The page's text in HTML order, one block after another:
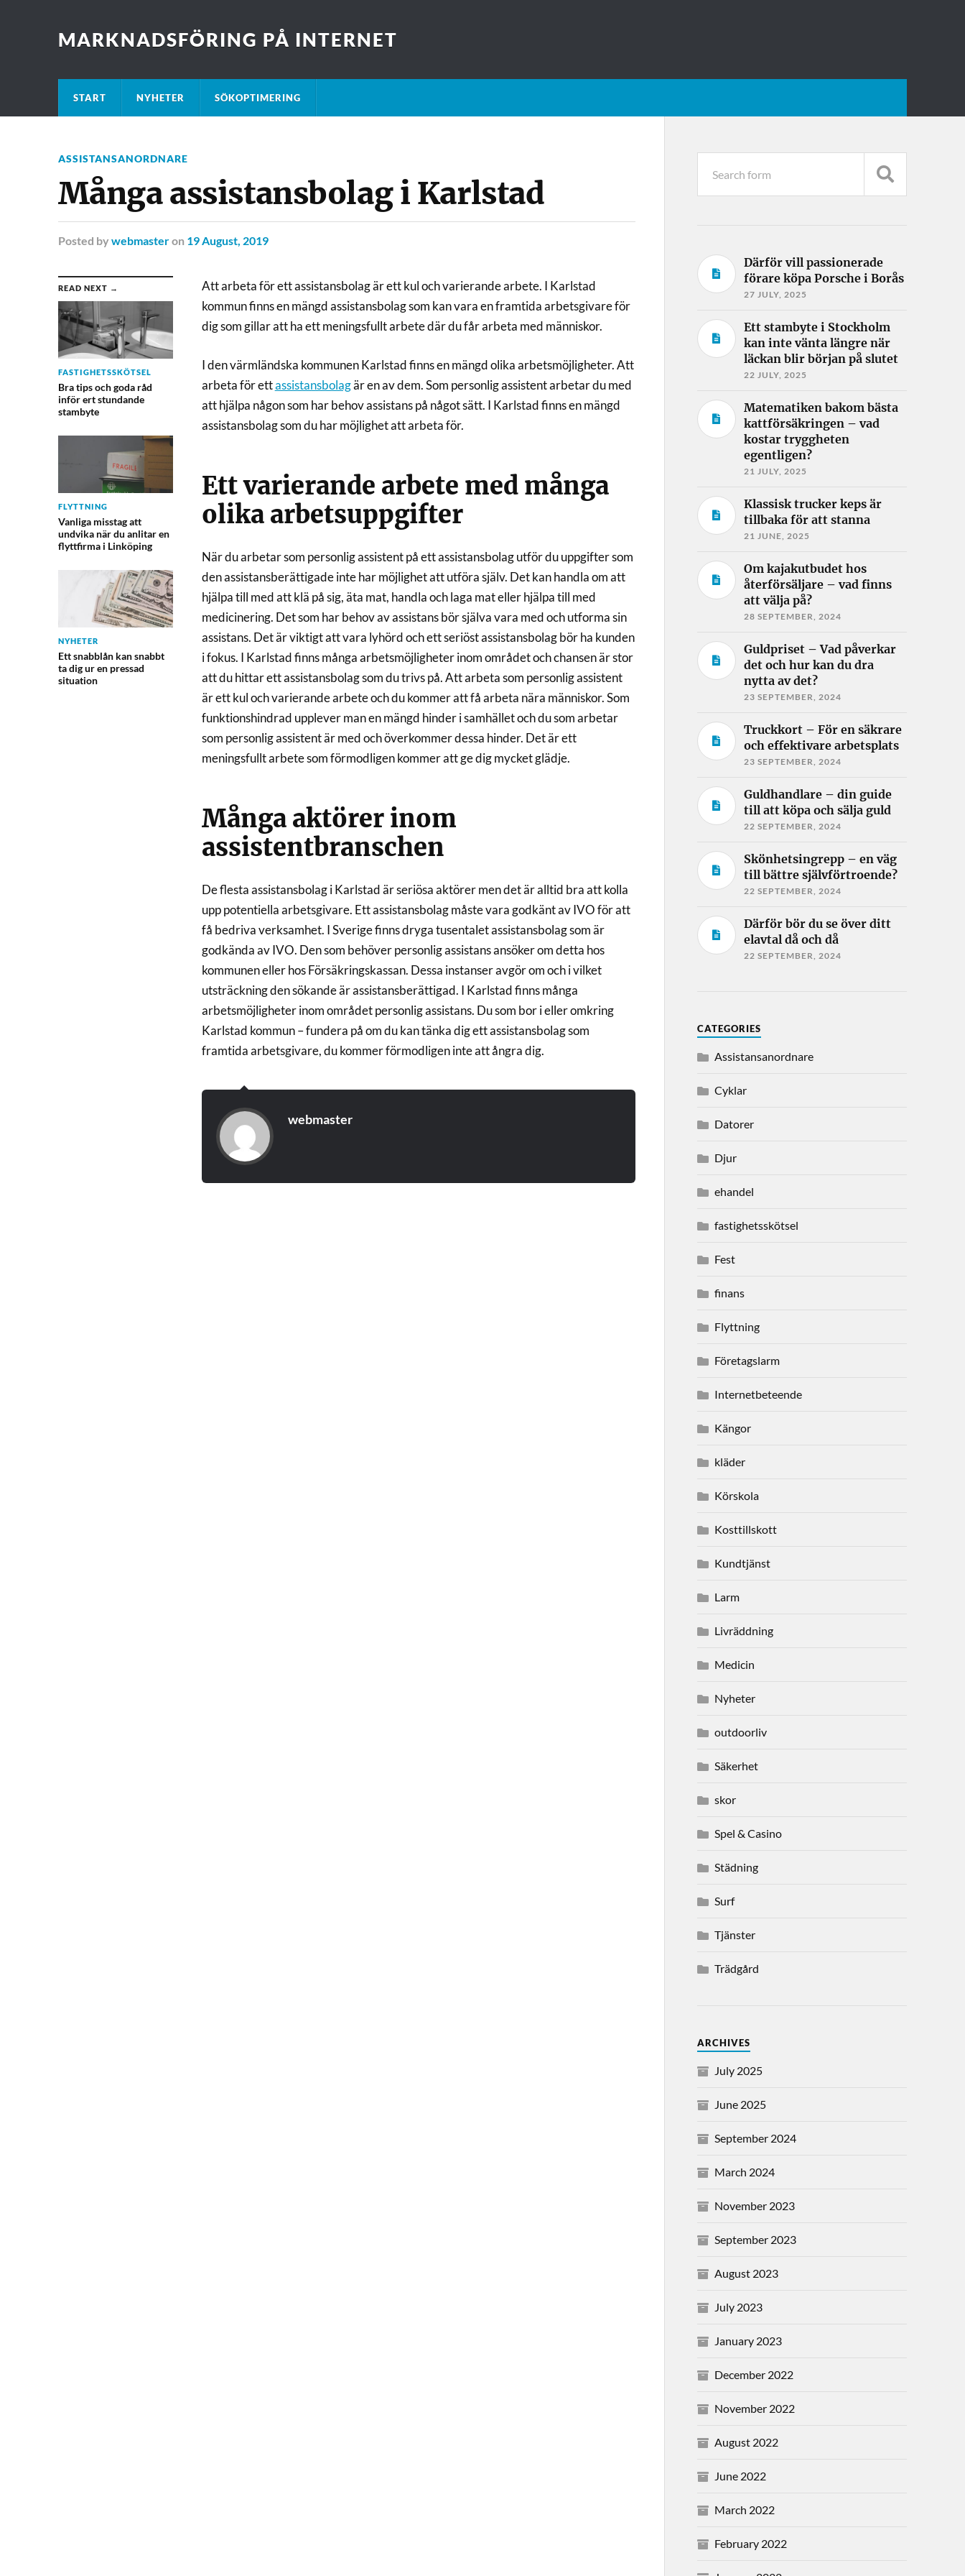
MARKNADSFÖRING PÅ INTERNET
START NYHETER SÖKOPTIMERING
ASSISTANSANORDNARE
Många assistansbolag i Karlstad
Posted by webmasteron 19 August, 2019
READ NEXT →
FASTIGHETSSKÖTSEL
Bra tips och goda råd
inför ert stundande
stambyte
FLYTTNING
Vanliga misstag att
undvika när du anlitar en
flyttfirma i Linköping
NYHETER
Ett snabblån kan snabbt
ta dig ur en pressad
situation
Att arbeta för ett assistansbolag är ett kul och varierande arbete. I Karlstad
kommun finns en mängd assistansbolag som kan vara en framtida arbetsgivare för
dig som gillar att ha ett meningsfullt arbete där du får arbeta med människor.
I den värmländska kommunen Karlstad finns en mängd olika arbetsmöjligheter. Att
arbeta för ettassistansbolagär en av dem. Som personlig assistent arbetar du med
att hjälpa någon som har behov assistans på något sätt. I Karlstad finns en mängd
assistansbolag som du har möjlighet att arbeta för.
Ett varierande arbete med många
olika arbetsuppgifter
När du arbetar som personlig assistent på ett assistansbolag utför du uppgifter som
den assistansberättigade inte har möjlighet att utföra själv. Det kan handla om att
hjälpa till med att klä på sig, äta mat, handla och laga mat eller hjälpa till med
medicinering. Det som har behov av assistans bör själva vara med och utforma sin
assistans. Det är viktigt att vara lyhörd och ett seriöst assistansbolag bör ha kunden
i fokus. I Karlstad finns många arbetsmöjligheter inom området och chansen är stor
att du hittar ett assistansbolag som du trivs på. Att arbeta som personlig assistent
är ett kul och varierande arbete och du kommer att få arbeta nära människor. Som
funktionshindrad upplever man en mängd hinder i samhället och du som arbetar
som personlig assistent är med och överkommer dessa hinder. Det är ett
meningsfullt arbete som förmodligen kommer att ge dig mycket glädje.
Många aktörer inom
assistentbranschen
De flesta assistansbolag i Karlstad är seriösa aktörer men det är alltid bra att kolla
upp potentiella arbetsgivare. Ett assistansbolag måste vara godkänt av IVO för att
få bedriva verksamhet. I Sverige finns dryga tusentalet assistansbolag som är
godkända av IVO. Den som behöver personlig assistans ansöker om detta hos
kommunen eller hos Försäkringskassan. Dessa instanser avgör om och i vilket
utsträckning den sökande är assistansberättigad. I Karlstad finns många
arbetsmöjligheter inom området personlig assistans. Du som bor i eller omkring
Karlstad kommun – fundera på om du kan tänka dig ett assistansbolag som
framtida arbetsgivare, du kommer förmodligen inte att ångra dig.
webmaster
Därför vill passionerade
förare köpa Porsche i Borås
27 JULY, 2025
Ett stambyte i Stockholm
kan inte vänta längre när
läckan blir början på slutet
22 JULY, 2025
Matematiken bakom bästa
kattförsäkringen – vad
kostar tryggheten
egentligen?
21 JULY, 2025
Klassisk trucker keps är
tillbaka för att stanna
21 JUNE, 2025
Om kajakutbudet hos
återförsäljare – vad finns
att välja på?
28 SEPTEMBER, 2024
Guldpriset – Vad påverkar
det och hur kan du dra
nytta av det?
23 SEPTEMBER, 2024
Truckkort – För en säkrare
och effektivare arbetsplats
23 SEPTEMBER, 2024
Guldhandlare – din guide
till att köpa och sälja guld
22 SEPTEMBER, 2024
Skönhetsingrepp – en väg
till bättre självförtroende?
22 SEPTEMBER, 2024
Därför bör du se över ditt
elavtal då och då
22 SEPTEMBER, 2024
CATEGORIES
Assistansanordnare
Cyklar
Datorer
Djur
ehandel
fastighetsskötsel
Fest
finans
Flyttning
Företagslarm
Internetbeteende
Kängor
kläder
Körskola
Kosttillskott
Kundtjänst
Larm
Livräddning
Medicin
Nyheter
outdoorliv
Säkerhet
skor
Spel & Casino
Städning
Surf
Tjänster
Trädgård
ARCHIVES
July 2025
June 2025
September 2024
March 2024
November 2023
September 2023
August 2023
July 2023
January 2023
December 2022
November 2022
August 2022
June 2022
March 2022
February 2022